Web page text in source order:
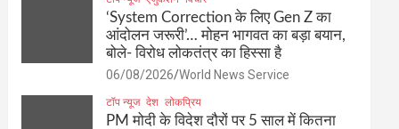
‘System Correction के लिए Gen Z का
आंदोलन जरूरी’… मोहन भागवत का बड़ा बयान,
बोले- विरोध लोकतंत्र का हिस्सा है
06/08/2026 World News Service
टॉप न्यूज देश लोकप्रिय
PM मोदी के विदेश दौरों पर 5 साल में कितना